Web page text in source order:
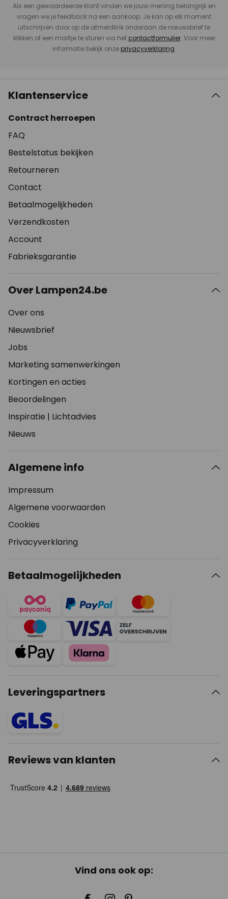
Als een gewaardeerde klant vinden we jouw mening belangrijk en
vragen we je feedback na een aankoop. Je kan op elk moment
uitschrijven door op de afmeldlink onderaan de nieuwsbrief te
klikken of een mailtje te sturen via het contactformulier. Voor meer
informatie bekijk onze privacyverklaring.
Klantenservice
Contract herroepen
FAQ
Bestelstatus bekijken
Retourneren
Contact
Betaalmogelijkheden
Verzendkosten
Account
Fabrieksgarantie
Over Lampen24.be
Over ons
Nieuwsbrief
Jobs
Marketing samenwerkingen
Kortingen en acties
Beoordelingen
Inspiratie | Lichtadvies
Nieuws
Algemene info
Impressum
Algemene voorwaarden
Cookies
Privacyverklaring
Betaalmogelijkheden
Leveringspartners
Reviews van klanten
Vind ons ook op: